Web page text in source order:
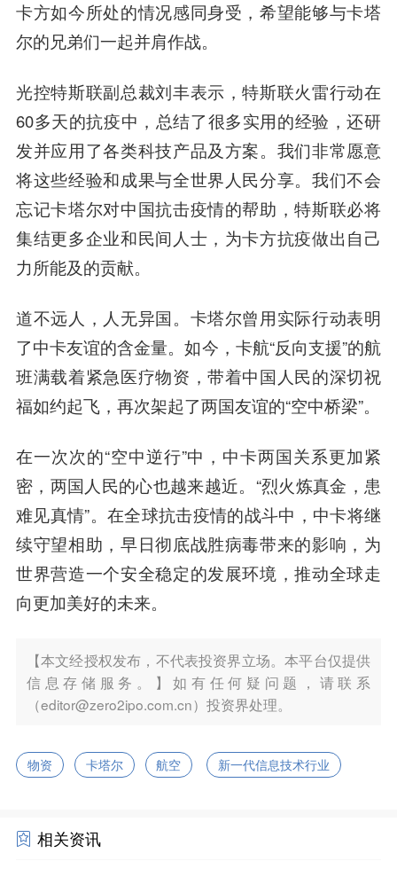
卡方如今所处的情况感同身受，希望能够与卡塔
尔的兄弟们一起并肩作战。
光控特斯联副总裁刘丰表示，特斯联火雷行动在
60多天的抗疫中，总结了很多实用的经验，还研
发并应用了各类科技产品及方案。我们非常愿意
将这些经验和成果与全世界人民分享。我们不会
忘记卡塔尔对中国抗击疫情的帮助，特斯联必将
集结更多企业和民间人士，为卡方抗疫做出自己
力所能及的贡献。
道不远人，人无异国。卡塔尔曾用实际行动表明
了中卡友谊的含金量。如今，卡航“反向支援”的航
班满载着紧急医疗物资，带着中国人民的深切祝
福如约起飞，再次架起了两国友谊的“空中桥梁”。
在一次次的“空中逆行”中，中卡两国关系更加紧
密，两国人民的心也越来越近。“烈火炼真金，患
难见真情”。在全球抗击疫情的战斗中，中卡将继
续守望相助，早日彻底战胜病毒带来的影响，为
世界营造一个安全稳定的发展环境，推动全球走
向更加美好的未来。
【本文经授权发布，不代表投资界立场。本平台仅提供
信息存储服务。】如有任何疑问题，请联系
（editor@zero2ipo.com.cn）投资界处理。
物资 卡塔尔 航空 新一代信息技术行业
相关资讯